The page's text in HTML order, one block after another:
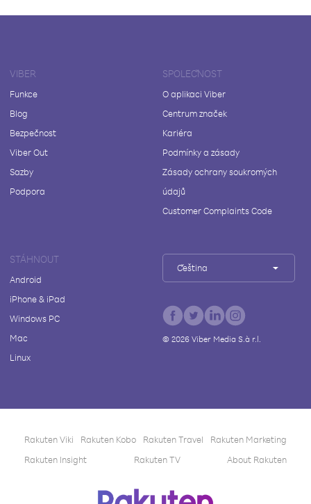
VIBER
Funkce
Blog
Bezpečnost
Viber Out
Sazby
Podpora
SPOLEČNOST
O aplikaci Viber
Centrum značek
Kariéra
Podmínky a zásady
Zásady ochrany soukromých
údajů
Customer Complaints Code
STÁHNOUT
Android
iPhone & iPad
Windows PC
Mac
Linux
Čeština
© 2026Viber Media S.à r.l.
Rakuten Viki Rakuten Kobo Rakuten Travel
Rakuten Marketing
Rakuten Insight
Rakuten TV About Rakuten